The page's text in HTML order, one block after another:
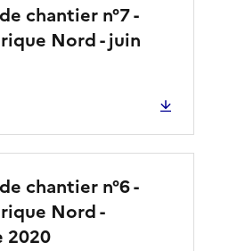
chantier n°7 -
Nord - juin
chantier n°6 -
Nord -
2020